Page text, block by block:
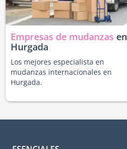
Empresas de mudanzas en
Hurgada
Los mejores especialista en
mudanzas internacionales en
Hurgada.